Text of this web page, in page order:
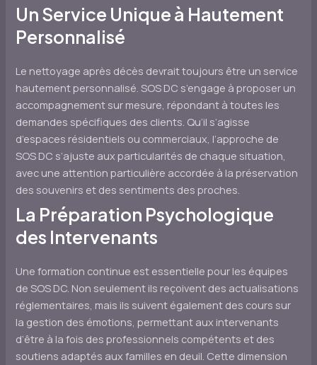
Un Service Unique à Hautement
Personnalisé
Le nettoyage après décès devrait toujours être un service
hautement personnalisé. SOS DC s’engage à proposer un
accompagnement sur mesure, répondant à toutes les
demandes spécifiques des clients. Qu’il s’agisse
d’espaces résidentiels ou commerciaux, l’approche de
SOS DC s’ajuste aux particularités de chaque situation,
avec une attention particulière accordée à la préservation
des souvenirs et des sentiments des proches.
La Préparation Psychologique
des Intervenants
Une formation continue est essentielle pour les équipes
de SOS DC. Non seulement ils reçoivent des actualisations
réglementaires, mais ils suivent également des cours sur
la gestion des émotions, permettant aux intervenants
d’être à la fois des professionnels compétents et des
soutiens adaptés aux familles en deuil. Cette dimension